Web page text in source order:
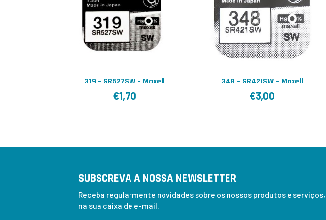
319 – SR527SW – Maxell
€1,70
348 – SR421SW – Maxell
€3,00
SUBSCREVA A NOSSA NEWSLETTER
Receba regularmente novidades sobre os nossos produtos e serviços,
na sua caixa de e-mail.